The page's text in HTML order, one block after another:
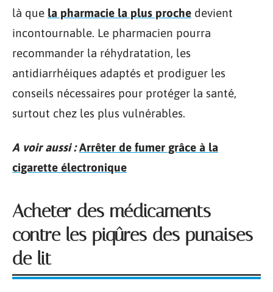
là que la pharmacie la plus proche devient
incontournable. Le pharmacien pourra
recommander la réhydratation, les
antidiarrhéiques adaptés et prodiguer les
conseils nécessaires pour protéger la santé,
surtout chez les plus vulnérables.
A voir aussi : Arrêter de fumer grâce à la
cigarette électronique
Acheter des médicaments
contre les piqûres des punaises
de lit